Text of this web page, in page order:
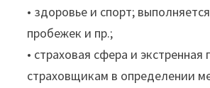
• здоровье и спорт;
пробежек и пр.;
• страховая сфера и
страховщикам в определении